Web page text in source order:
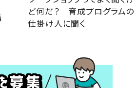
ど何だ？ 育成プログラムの
仕掛け人に聞く